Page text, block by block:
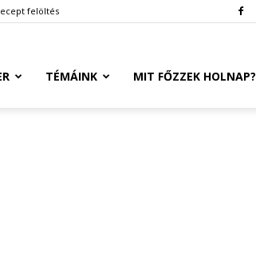
felöltés
TÉMÁINK MIT FŐZZEK HOLNAP?